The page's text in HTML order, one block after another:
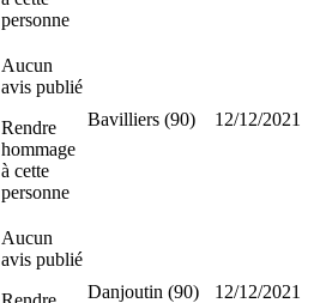
personne
Aucun
avis publié
Rendre
hommage
à cette
personne
Bavilliers (90) 12/12/2021
Aucun
avis publié
Danjoutin (90) 12/12/2021